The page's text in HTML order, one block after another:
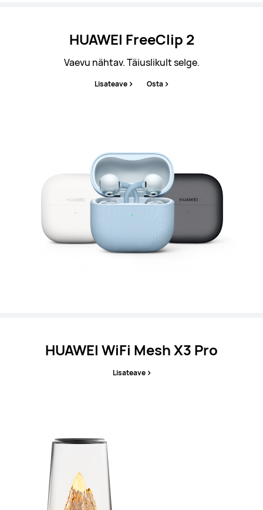
HUAWEI FreeClip 2
Vaevu nähtav. Täiuslikult selge.
Lisateave Osta
HUAWEI WiFi Mesh X3 Pro
Lisateave